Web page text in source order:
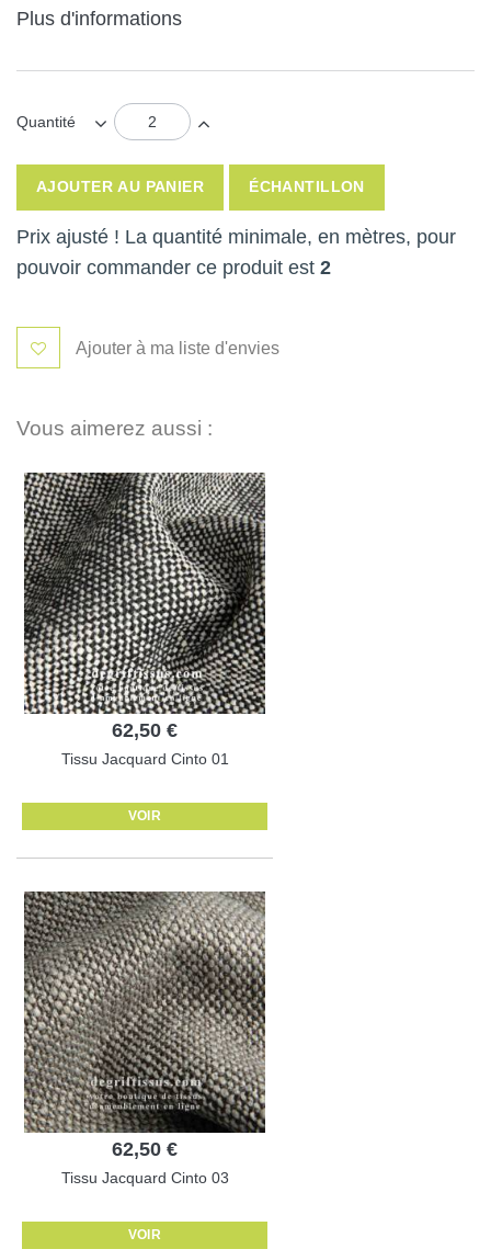
Plus d'informations
Quantité
AJOUTER AU PANIER ÉCHANTILLON
Prix ajusté ! La quantité minimale, en mètres, pour
pouvoir commander ce produit est 2
Ajouter à ma liste d'envies
Vous aimerez aussi :
62,50 €
Tissu Jacquard Cinto 01
VOIR
62,50 €
Tissu Jacquard Cinto 03
VOIR